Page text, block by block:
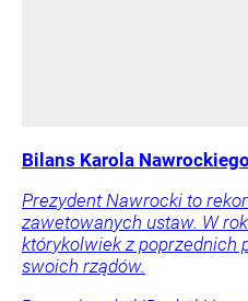
Bilans Karola
Prezydent Nawrocki to
zawetowanych ustaw. W
którykolwiek z poprzednich
swoich rządów.